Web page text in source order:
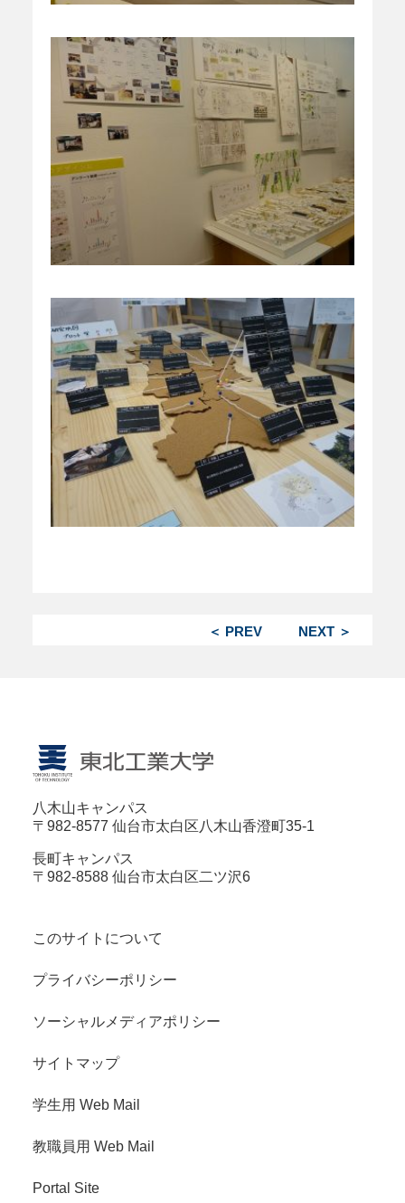
NEXT ＞
＜ PREV
八木山キャンパス
〒982-8577 仙台市太白区八木山香澄町35-1
長町キャンパス
〒982-8588 仙台市太白区二ツ沢6
このサイトについて
プライバシーポリシー
ソーシャルメディアポリシー
サイトマップ
学生用 Web Mail
教職員用 Web Mail
Portal Site